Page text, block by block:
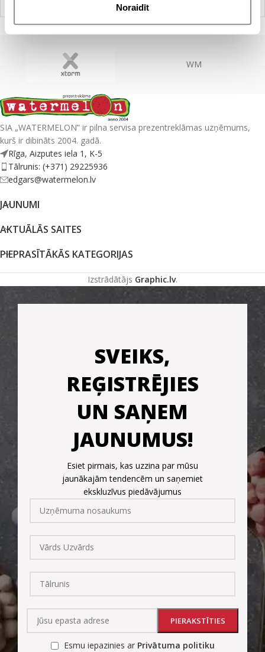
Noraidīt
WM
SIA „WATERMELON” ir pilna servisa prezentreklāmas uzņēmums,
kurš ir dibināts 2004. gadā.
Rīga, Aizputes iela 1, K-5
Tālrunis: (+371) 29225936
edgars@watermelon.lv
JAUNUMI
AKTUĀLĀS SAITES
PIEPRASĪTĀKĀS KATEGORIJAS
Izstrādātājs Graphic.lv.
SVEIKS,
REĢISTRĒJIES
UN SAŅEM
JAUNUMUS!
Esiet pirmais, kas uzzina par mūsu
jaunākajām tendencēm un saņemiet
ekskluzīvus piedāvājumus
Esmu iepazinies ar Privātuma politiku